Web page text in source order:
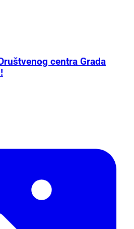
centra Grada